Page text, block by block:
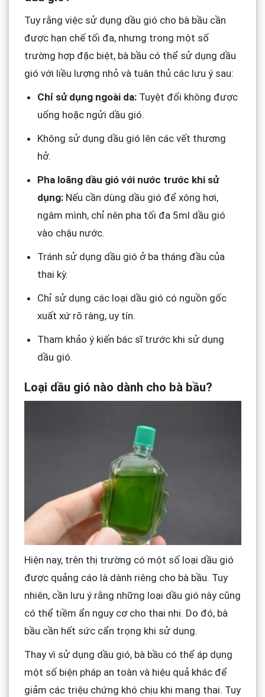
Tuy rằng việc sử dụng dầu gió cho bà bầu cần
được hạn chế tối đa, nhưng trong một số
trường hợp đặc biệt, bà bầu có thể sử dụng dầu
gió với liều lượng nhỏ và tuân thủ các lưu ý sau:
Chỉ sử dụng ngoài da:Tuyệt đối không được
uống hoặc ngửi dầu gió.
Không sử dụng dầu gió lên các vết thương
hở.
Pha loãng dầu gió với nước trước khi sử
dụng:Nếu cần dùng dầu gió để xông hơi,
ngâm mình, chỉ nên pha tối đa 5ml dầu gió
vào chậu nước.
Tránh sử dụng dầu gió ở ba tháng đầu của
thai kỳ.
Chỉ sử dụng các loại dầu gió có nguồn gốc
xuất xứ rõ ràng, uy tín.
Tham khảo ý kiến bác sĩ trước khi sử dụng
dầu gió.
Loại dầu gió nào dành cho bà bầu?
Hiện nay, trên thị trường có một số loại dầu gió
được quảng cáo là dành riêng cho bà bầu. Tuy
nhiên, cần lưu ý rằng những loại dầu gió này cũng
có thể tiềm ẩn nguy cơ cho thai nhi. Do đó, bà
bầu cần hết sức cẩn trọng khi sử dụng.
Thay vì sử dụng dầu gió, bà bầu có thể áp dụng
một số biện pháp an toàn và hiệu quả khác để
giảm các triệu chứng khó chịu khi mang thai. Tuy